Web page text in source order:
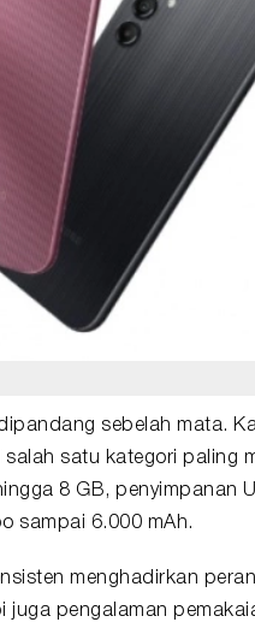
sebelah mata.
satu kategori paling
8 GB, penyimpanan
sampai 6.000 mAh.
menghadirkan
pengalaman